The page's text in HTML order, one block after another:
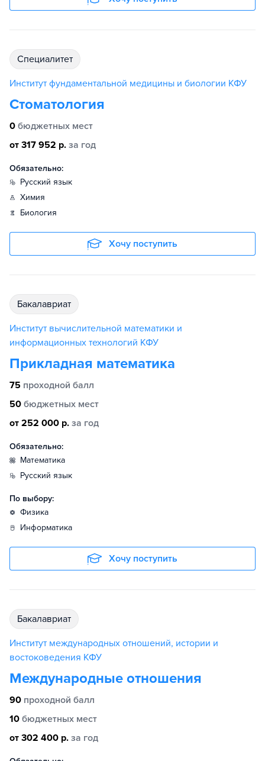
специалитет
Институт фундаментальной медицины и биологии КФУ
Стоматология
0 бюджетных мест
от 317 952 р. за год
Обязательно:
русский язык
химия
биология
Хочу поступить
бакалавриат
Институт вычислительной математики и
информационных технологий КФУ
Прикладная математика
75 проходной балл
50 бюджетных мест
от 252 000 р. за год
Обязательно:
математика
русский язык
По выбору:
физика
информатика
Хочу поступить
бакалавриат
Институт международных отношений, истории и
востоковедения КФУ
Международные отношения
90 проходной балл
10 бюджетных мест
от 302 400 р. за год